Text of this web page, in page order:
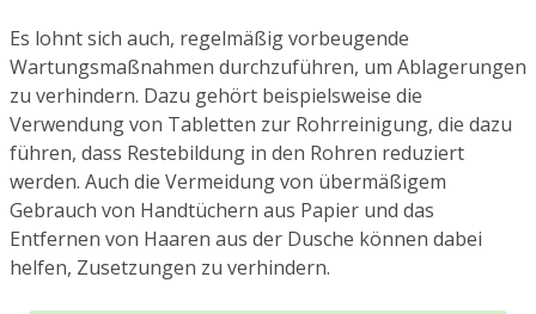
Es lohnt sich auch, regelmäßig vorbeugende
Wartungsmaßnahmen durchzuführen, um Ablagerungen
zu verhindern. Dazu gehört beispielsweise die
Verwendung von Tabletten zur Rohrreinigung, die dazu
führen, dass Restebildung in den Rohren reduziert
werden. Auch die Vermeidung von übermäßigem
Gebrauch von Handtüchern aus Papier und das
Entfernen von Haaren aus der Dusche können dabei
helfen, Zusetzungen zu verhindern.